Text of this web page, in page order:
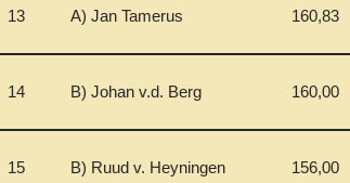
13 A) Jan Tamerus 160,83
14 B) Johan v.d. Berg 160,00
15 B) Ruud v. Heyningen 156,00